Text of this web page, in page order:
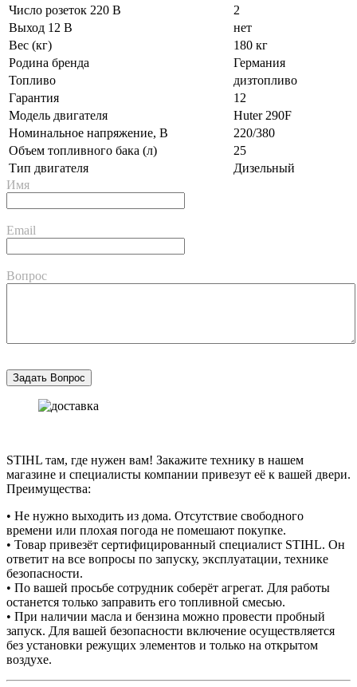
Число розеток 220 В
2
Выход 12 В
нет
Вес (кг)
180 кг
Родина бренда
Германия
Топливо
дизтопливо
Гарантия
12
Модель двигателя
Huter 290F
Номинальное напряжение, В
220/380
Объем топливного бака (л)
25
Тип двигателя
Дизельный
Имя
Email
Вопрос
STIHL там, где нужен вам! Закажите технику в нашем
магазине и специалисты компании привезут её к вашей двери.
Преимущества:
• Не нужно выходить из дома. Отсутствие свободного
времени или плохая погода не помешают покупке.
• Товар привезёт сертифицированный специалист STIHL. Он
ответит на все вопросы по запуску, эксплуатации, технике
безопасности.
• По вашей просьбе сотрудник соберёт агрегат. Для работы
останется только заправить его топливной смесью.
• При наличии масла и бензина можно провести пробный
запуск. Для вашей безопасности включение осуществляется
без установки режущих элементов и только на открытом
воздухе.